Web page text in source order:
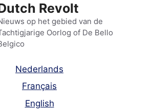
Revolt
op het gebied van de
Oorlog of De Bello
Nederlands
Français
English